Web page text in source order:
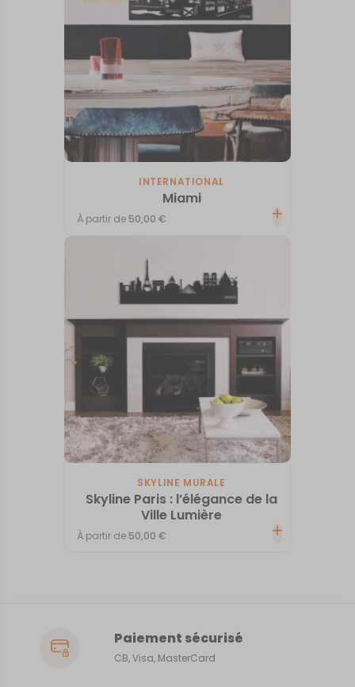
INTERNATIONAL
Miami
À partir de 50,00€
SKYLINE MURALE
Skyline Paris : l’élégance de la
Ville Lumière
À partir de 50,00€
Paiement sécurisé
CB, Visa, MasterCard